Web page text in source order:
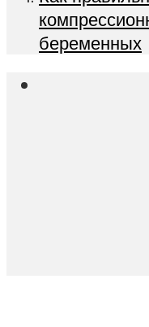
беременных